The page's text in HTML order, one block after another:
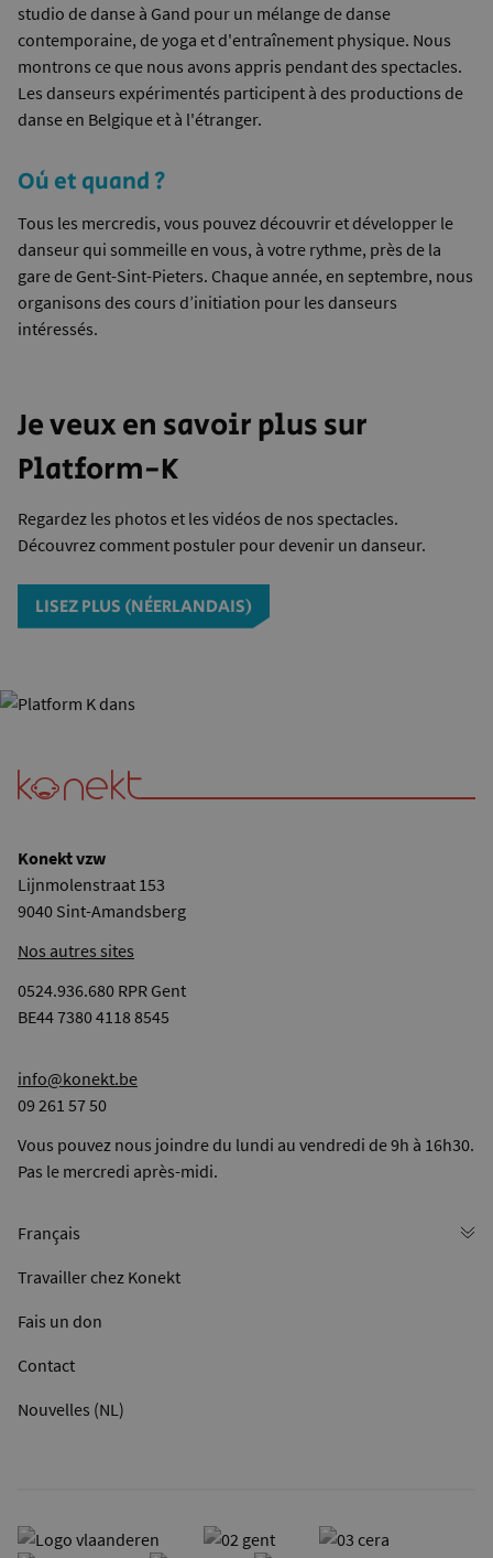
studio de danse à Gand pour un mélange de danse
contemporaine, de yoga et d'entraînement physique. Nous
montrons ce que nous avons appris pendant des spectacles.
Les danseurs expérimentés participent à des productions de
danse en Belgique et à l'étranger.
Où et quand ?
Tous les mercredis, vous pouvez découvrir et développer le
danseur qui sommeille en vous, à votre rythme, près de la
gare de Gent-Sint-Pieters. Chaque année, en septembre, nous
organisons des cours d’initiation pour les danseurs
intéressés.
Je veux en savoir plus sur
Platform-K
Regardez les photos et les vidéos de nos spectacles.
Découvrez comment postuler pour devenir un danseur.
LISEZ PLUS (NÉERLANDAIS)
Konekt vzw
Lijnmolenstraat 153
9040 Sint-Amandsberg
Nos autres sites
0524.936.680 RPR Gent
BE44 7380 4118 8545
info@konekt.be
09 261 57 50
Vous pouvez nous joindre du lundi au vendredi de 9h à 16h30.
Pas le mercredi après-midi.
Travailler chez Konekt
Fais un don
Contact
Nouvelles (NL)